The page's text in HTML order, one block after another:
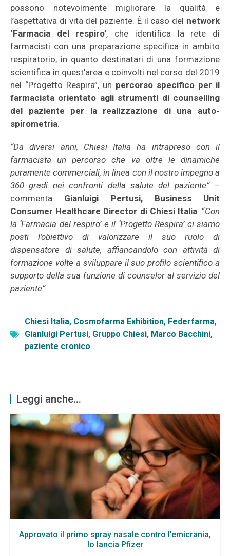
possono notevolmente migliorare la qualità e
l’aspettativa di vita del paziente. È il caso del network
‘Farmacia del respiro’, che identifica la rete di
farmacisti con una preparazione specifica in ambito
respiratorio, in quanto destinatari di una formazione
scientifica in quest’area e coinvolti nel corso del 2019
nel “Progetto Respira”, un percorso specifico per il
farmacista orientato agli strumenti di counselling
del paziente per la realizzazione di una auto-
spirometria.
“Da diversi anni, Chiesi Italia ha intrapreso con il
farmacista un percorso che va oltre le dinamiche
puramente commerciali, in linea con il nostro impegno a
360 gradi nei confronti della salute del paziente” –
commenta Gianluigi Pertusi, Business Unit
Consumer Healthcare Director di Chiesi Italia. “Con
la ‘Farmacia del respiro’ e il ‘Progetto Respira’ ci siamo
posti l’obiettivo di valorizzare il suo ruolo di
dispensatore di salute, affiancandolo con attività di
formazione volte a sviluppare il suo profilo scientifico a
supporto della sua funzione di counselor al servizio del
paziente”.
Chiesi Italia, Cosmofarma Exhibition, Federfarma,
Gianluigi Pertusi, Gruppo Chiesi, Marco Bacchini,
paziente cronico
Leggi anche...
Approvato il primo spray nasale contro l’emicrania,
lo lancia Pfizer